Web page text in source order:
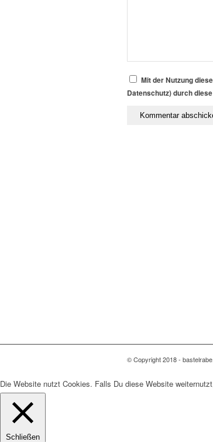
Mit der Nutzung
Datenschutz) durch
© Copyright 2018 -
Die Website nutzt Cookies. Falls Du diese Website
Schließen